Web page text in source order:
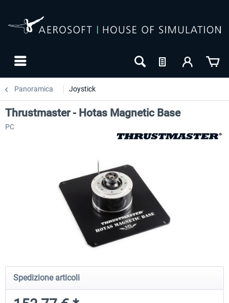
Panoramica Joystick
Honeycomb - Foxtrot Aviation Stick
Pro Flight Trainer - PUMA X
Thrustmaster - Hotas Magnetic Base
PC
Spedizione articoli